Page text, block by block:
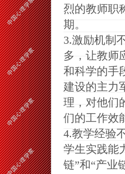
烈的教师职
期。
3.激励机制
多，让教师
和科学的手
建设的主力
理，对他们
们的工作效
4.教学经验
学生实践能
链”和“产业